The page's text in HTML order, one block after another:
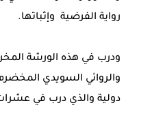
رواية الفرضية وإثباتها.
ودرب في هذه الورشة
والروائي السويدي
دولية والذي درب في عشرات